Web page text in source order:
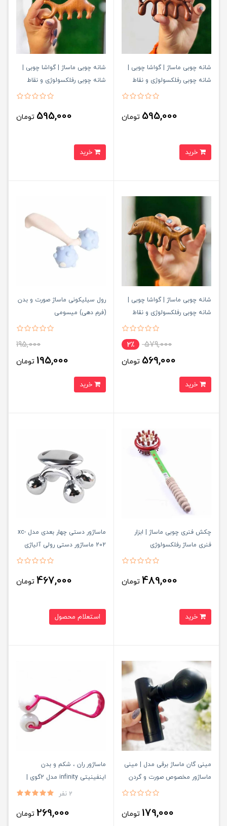
شانه چوبی ماساژ | گواشا چوبی |
شانه چوبی رفلکسولوژی و نقاط
595,000 تومان
شانه چوبی ماساژ | گواشا چوبی |
شانه چوبی رفلکسولوژی و نقاط
595,000 تومان
شانه چوبی ماساژ | گواشا چوبی |
شانه چوبی رفلکسولوژی و نقاط
579,000 2٪
569,000 تومان
رول سیلیکونی ماساژ صورت و بدن
(فرم دهی) میسومی
195,000
195,000 تومان
چکش فنری چوبی ماساژ | ابزار
فنری ماساژ رفلکسولوژی
489,000 تومان
ماساژور دستی چهار بعدی مدل xc-
202 ماساژور دستی رولی آلیاژی
467,000 تومان
استعلام محصول
مینی گان ماساژ برقی مدل | مینی
ماساژور مخصوص صورت و گردن
179,000 تومان
ماساژور ران ، شکم و بدن
اینفینیتی infinity مدل 2گوی |
ماساژور غلتکی لاغری بدن مدل 2
2 نفر
269,000 تومان